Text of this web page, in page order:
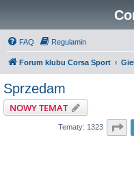
FAQ Regulamin
Forum klubu Corsa Sport
Sprzedam
NOWY TEMAT
Tematy: 1323